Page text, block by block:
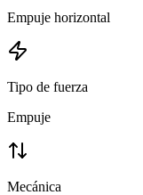
Empuje horizontal
Tipo de fuerza
Empuje
Mecánica